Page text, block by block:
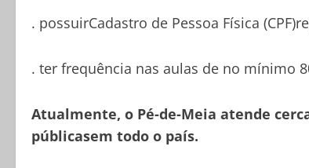
. possuirCadastro de Pessoa Física
. ter frequência nas aulas de no mínimo
Atualmente, o Pé-de-Meia atende
públicasem todo o país.